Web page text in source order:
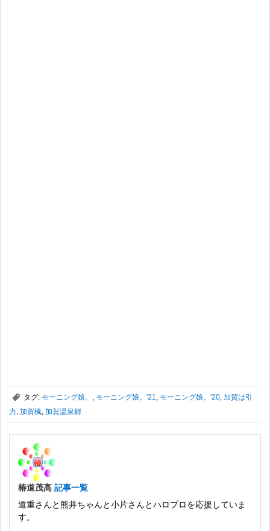
, タグ: モーニング娘。 モーニング娘。'21 モーニング娘。'20 加賀は引
力 加賀楓 加賀温泉郷
椿道茂高 記事一覧
道重さんと熊井ちゃんと小片さんとハロプロを応援していま
す。